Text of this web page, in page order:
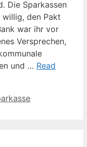
Die Spar­kas­sen
wil­lig, den Pakt
war ihr vor
Ver­spre­chen,
und … Read